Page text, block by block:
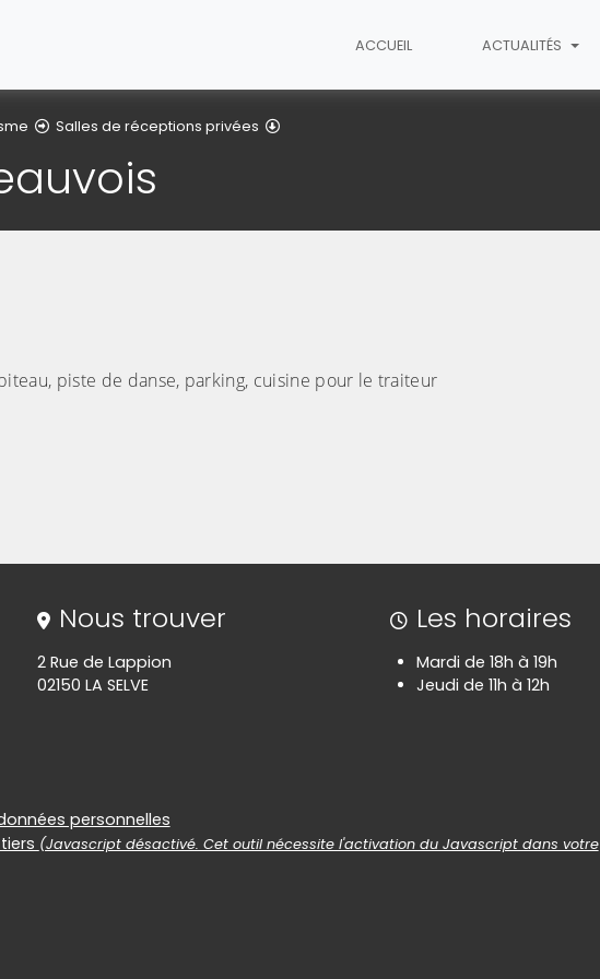
ACCUEIL ACTUALITÉS
Salles de réceptions privées
piste de danse, parking, cuisine pour le traiteur
Nous trouver
2 Rue de Lappion
02150 LA SELVE
Les horaires
Mardi de 18h à 19h
Jeudi de 11h à 12h
personnelles
(Javascript désactivé. Cet outil nécessite l'activation du Javascript dans votre